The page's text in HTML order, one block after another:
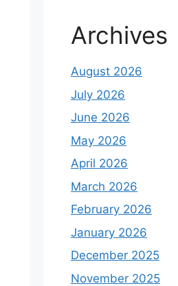
Archives
August 2026
July 2026
June 2026
May 2026
April 2026
March 2026
February 2026
January 2026
December 2025
November 2025